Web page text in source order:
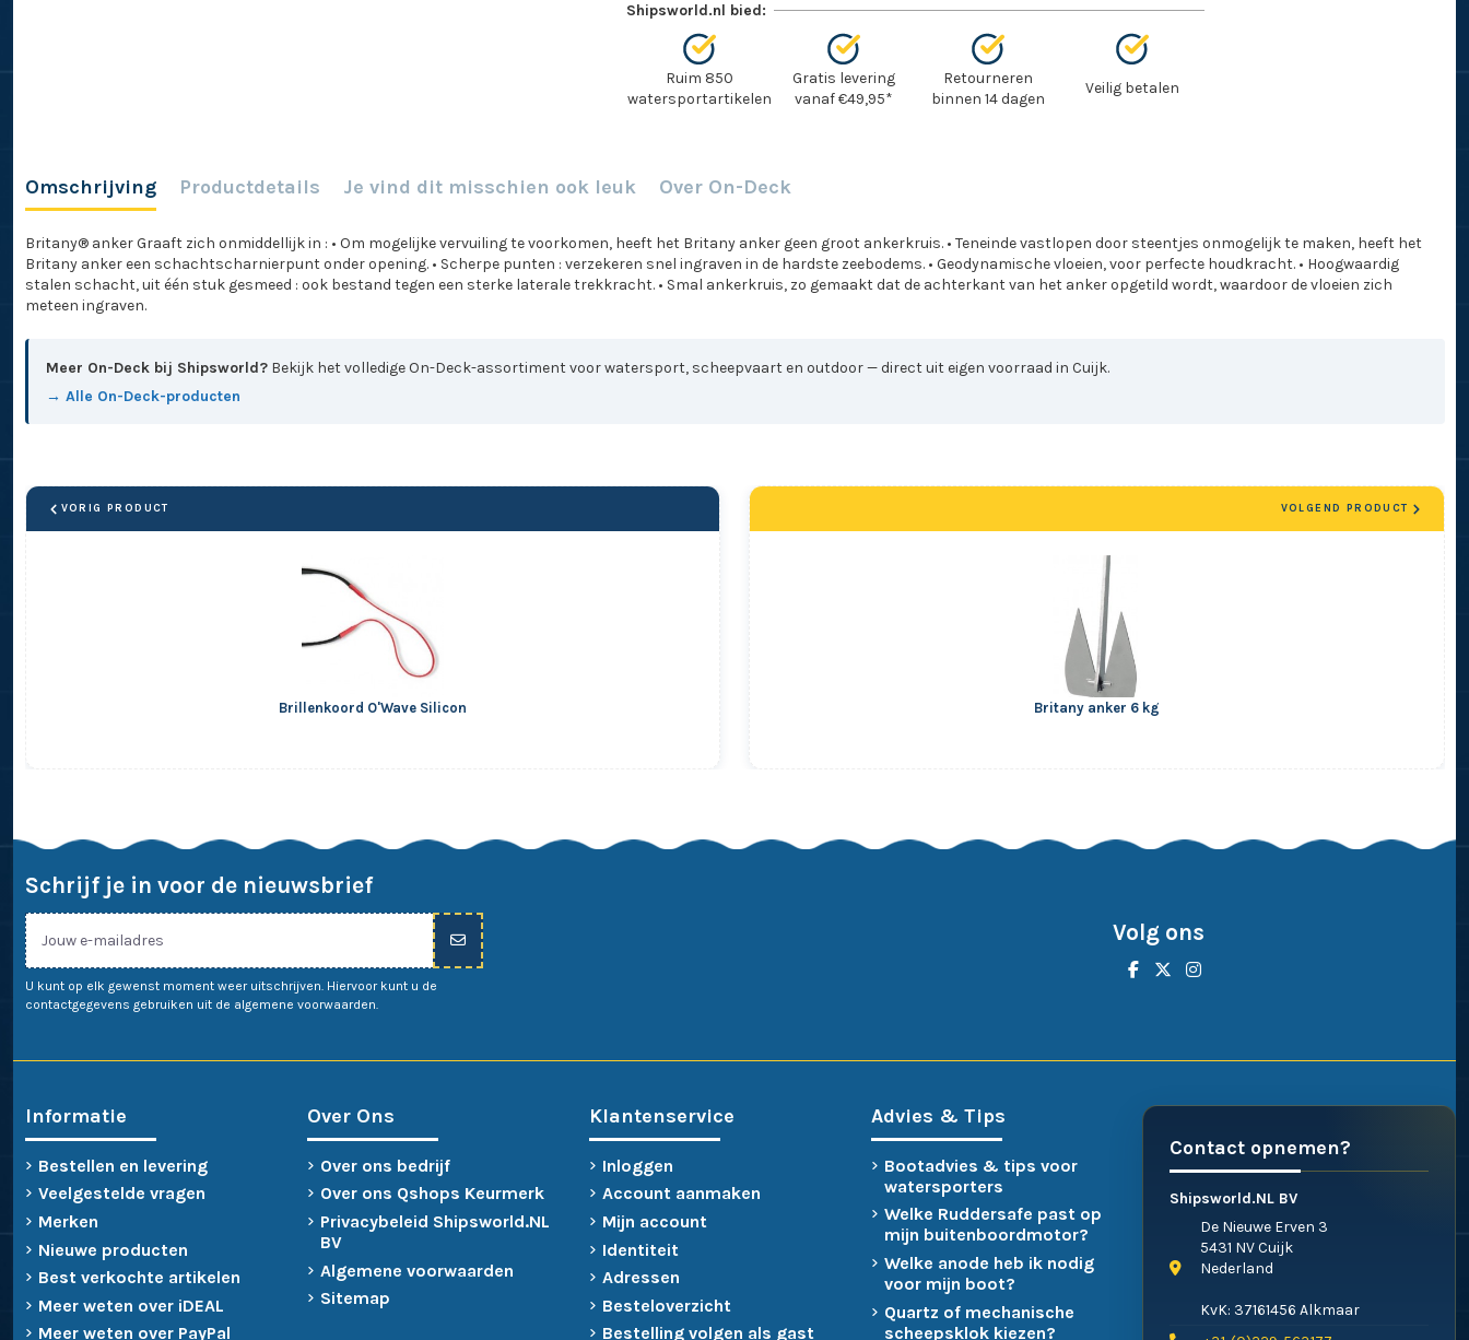
Shipsworld.nl bied:
Ruim 850
watersportartikelen
Gratis levering
vanaf €49,95*
Retourneren
binnen 14 dagen
Veilig betalen
Omschrijving Productdetails Je vind dit misschien ook leuk Over On-Deck
Britany® anker Graaft zich onmiddellijk in : • Om mogelijke vervuiling te voorkomen, heeft het Britany anker geen groot ankerkruis. • Teneinde vastlopen door steentjes onmogelijk te maken, heeft het
Britany anker een schachtscharnierpunt onder opening. • Scherpe punten : verzekeren snel ingraven in de hardste zeebodems. • Geodynamische vloeien, voor perfecte houdkracht. • Hoogwaardig
stalen schacht, uit één stuk gesmeed : ook bestand tegen een sterke laterale trekkracht. • Smal ankerkruis, zo gemaakt dat de achterkant van het anker opgetild wordt, waardoor de vloeien zich
meteen ingraven.
Meer On-Deck bij Shipsworld? Bekijk het volledige On-Deck-assortiment voor watersport, scheepvaart en outdoor — direct uit eigen voorraad in Cuijk.
→ Alle On-Deck-producten
VORIG PRODUCT
Brillenkoord O'Wave Silicon Britany anker 6 kg
VOLGEND PRODUCT
Schrijf je in voor de nieuwsbrief
U kunt op elk gewenst moment weer uitschrijven. Hiervoor kunt u de
contactgegevens gebruiken uit de algemene voorwaarden.
Volg ons
Informatie
Bestellen en levering
Veelgestelde vragen
Merken
Nieuwe producten
Best verkochte artikelen
Meer weten over iDEAL
Meer weten over PayPal
Over Ons
Over ons bedrijf
Over ons Qshops Keurmerk
Privacybeleid Shipsworld.NL
BV
Algemene voorwaarden
Sitemap
Klantenservice
Inloggen
Account aanmaken
Mijn account
Identiteit
Adressen
Besteloverzicht
Bestelling volgen als gast
Advies & Tips
Bootadvies & tips voor
watersporters
Welke Ruddersafe past op
mijn buitenboordmotor?
Welke anode heb ik nodig
voor mijn boot?
Quartz of mechanische
scheepsklok kiezen?
Contact opnemen?
Shipsworld.NL BV
De Nieuwe Erven 3
5431 NV Cuijk
Nederland
KvK: 37161456 Alkmaar